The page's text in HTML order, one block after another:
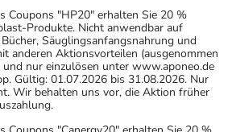
Coupons "HP20" erhalten Sie 20 %
Produkte. Nicht anwendbar auf
Säuglingsanfangsnahrung und
anderen Aktionsvorteilen (ausgenommen
nur einzulösen unter www.aponeo.de
Gültig: 01.07.2026 bis 31.08.2026. Nur
Wir behalten uns vor, die Aktion früher